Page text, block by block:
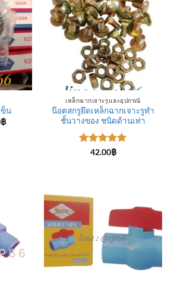
ข็น
฿Price
เหล็กฉากเจาะรูและอุปกรณ์
น๊อตสกรูยึดเหล็กฉากเจาะรูทำ
ชั้นวางของ ชนิดด้านเท่า
ให้คะแนน
42.00฿